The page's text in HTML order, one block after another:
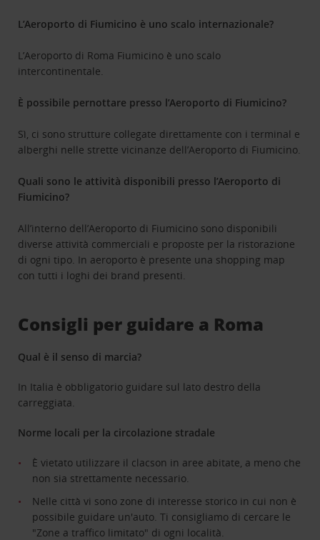
L’Aeroporto di Fiumicino è uno scalo internazionale?
L’Aeroporto di Roma Fiumicino è uno scalo
intercontinentale.
È possibile pernottare presso l’Aeroporto di Fiumicino?
Sì, ci sono strutture collegate direttamente con i terminal e
alberghi nelle strette vicinanze dell’Aeroporto di Fiumicino.
Quali sono le attività disponibili presso l’Aeroporto di
Fiumicino?
All’interno dell’Aeroporto di Fiumicino sono disponibili
diverse attività commerciali e proposte per la ristorazione
di ogni tipo. In aeroporto è presente una shopping map
con tutti i loghi dei brand presenti.
Consigli per guidare a Roma
Qual è il senso di marcia?
In Italia è obbligatorio guidare sul lato destro della
carreggiata.
Norme locali per la circolazione stradale
È vietato utilizzare il clacson in aree abitate, a meno che
non sia strettamente necessario.
Nelle città vi sono zone di interesse storico in cui non è
possibile guidare un'auto. Ti consigliamo di cercare le
"Zone a traffico limitato" di ogni località.